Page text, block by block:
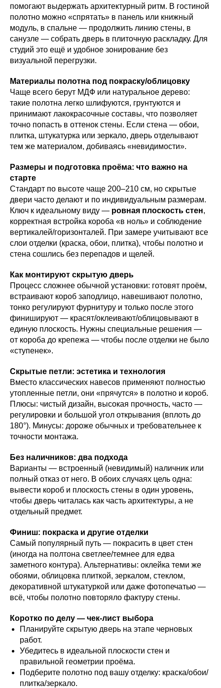
помогают выдержать архитектурный ритм. В гостиной
полотно можно «спрятать» в панель или книжный
модуль, в спальне — продолжить линию стены, в
санузле — собрать дверь в плиточную раскладку. Для
студий это ещё и удобное зонирование без
визуальной перегрузки.
Материалы полотна под покраску/облицовку
Чаще всего берут МДФ или натуральное дерево:
такие полотна легко шлифуются, грунтуются и
принимают лакокрасочные составы, что позволяет
точно попасть в оттенок стены. Если стена — обои,
плитка, штукатурка или зеркало, дверь отделывают
тем же материалом, добиваясь «невидимости».
Размеры и подготовка проёма: что важно на
старте
Стандарт по высоте чаще 200–210 см, но скрытые
двери часто делают и по индивидуальным размерам.
Ключ к идеальному виду — ровная плоскость стен,
корректная встройка короба «в ноль» и соблюдение
вертикалей/горизонталей. При замере учитывают все
слои отделки (краска, обои, плитка), чтобы полотно и
стена сошлись без перепадов и щелей.
Как монтируют скрытую дверь
Процесс сложнее обычной установки: готовят проём,
встраивают короб заподлицо, навешивают полотно,
тонко регулируют фурнитуру и только после этого
финишируют — красят/оклеивают/облицовывают в
единую плоскость. Нужны специальные решения —
от короба до крепежа — чтобы после отделки не было
«ступенек».
Скрытые петли: эстетика и технология
Вместо классических навесов применяют полностью
утопленные петли, они «прячутся» в полотно и короб.
Плюсы: чистый дизайн, высокая прочность, часто —
регулировки и большой угол открывания (вплоть до
180°). Минусы: дороже обычных и требовательнее к
точности монтажа.
Без наличников: два подхода
Варианты — встроенный (невидимый) наличник или
полный отказ от него. В обоих случаях цель одна:
вывести короб и плоскость стены в один уровень,
чтобы дверь читалась как часть архитектуры, а не
отдельный предмет.
Финиш: покраска и другие отделки
Самый популярный путь — покрасить в цвет стен
(иногда на полтона светлее/темнее для едва
заметного контура). Альтернативы: оклейка теми же
обоями, облицовка плиткой, зеркалом, стеклом,
декоративной штукатуркой или даже фотопечатью —
всё, чтобы полотно повторяло фактуру стены.
Коротко по делу — чек-лист выбора
Планируйте скрытую дверь на этапе черновых
работ.
Убедитесь в идеальной плоскости стен и
правильной геометрии проёма.
Подберите полотно под вашу отделку: краска/обои/
плитка/зеркало.